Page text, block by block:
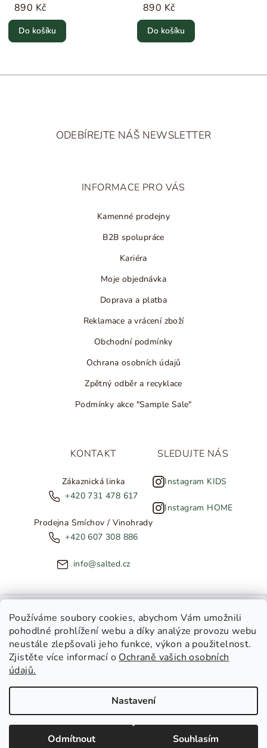
Používáme soubory cookies, abychom Vám umožnili
pohodlné prohlížení webu a díky analýze provozu webu
neustále zlepšovali jeho funkce, výkon a použitelnost.
Zjistěte více informací o Ochraně vašich osobních
údajů.
Nastavení
Odmítnout Souhlasím
890 Kč
Do košíku
890 Kč
Do košíku
ODEBÍREJTE NÁŠ NEWSLETTER
INFORMACE PRO VÁS
Kamenné prodejny
B2B spolupráce
Kariéra
Moje objednávka
Doprava a platba
Reklamace a vrácení zboží
Obchodní podmínky
Ochrana osobních údajů
Zpětný odběr a recyklace
Podmínky akce "Sample Sale"
KONTAKT
Zákaznická linka
+420 731 478 617
Prodejna Smíchov / Vinohrady
+420 607 308 886
info@salted.cz
SLEDUJTE NÁS
Instagram KIDS
Instagram HOME
Copyright 2026SALTED. Všechna práva vyhrazena.Upravit
nastavení cookies
NOVINKY ZE SALTED
Toužíte dostávat novinky z
Salted Home
Salted Kids & Home
Chci být v obraze!